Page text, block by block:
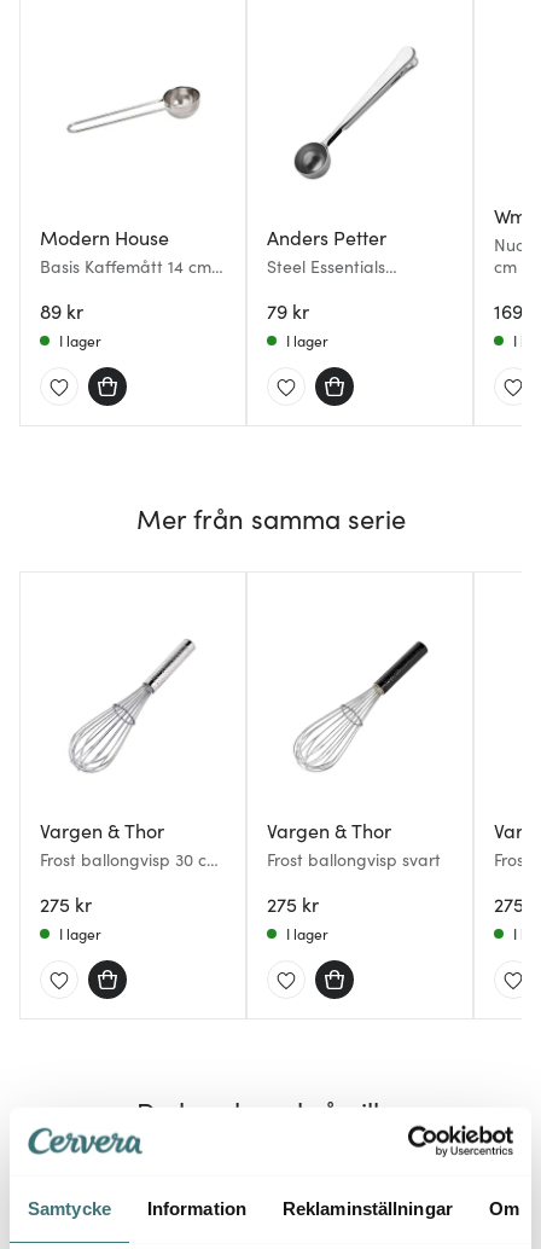
Samtycke Information Reklaminställningar Om
Modern House
Basis Kaffemått 14 cm
89 kr
I lager
Anders Petter
Steel Essentials
blankt stål
79 kr
I lager
Wmf
cm
169
I
Mer från samma serie
Vargen & Thor
Frost ballongvisp 30 cm
275 kr
I lager
Vargen & Thor
Frost ballongvisp svart
275 kr
I lager
Frost
275
I
Du kanske också gillar